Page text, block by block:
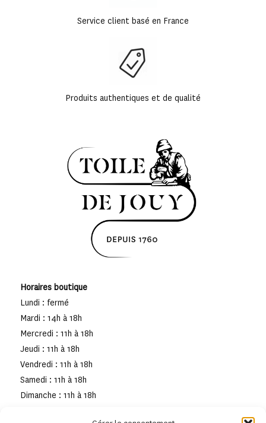
Service client basé en France
Produits authentiques et de qualité
Horaires boutique
Lundi : fermé
Mardi : 14h à 18h
Mercredi : 11h à 18h
Jeudi : 11h à 18h
Vendredi : 11h à 18h
Samedi : 11h à 18h
Dimanche : 11h à 18h